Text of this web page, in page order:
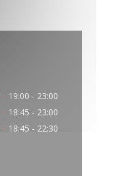
• 19:00 - 23:00
• 18:45 - 23:00
• 18:45 - 22:30